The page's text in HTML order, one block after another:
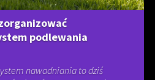
podlewania
nawadniania to dziś